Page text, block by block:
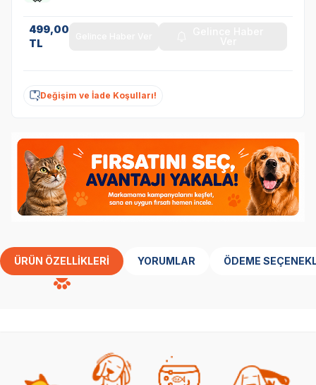
499,00
TL
Değişim ve İade Koşulları!
ÜRÜN ÖZELLIKLERI YORUMLAR ÖDEME